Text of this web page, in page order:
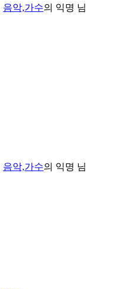
음악,가수의 익명 님
음악,가수의 익명 님